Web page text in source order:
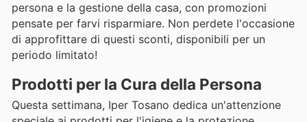
persona e la gestione della casa, con promozioni
pensate per farvi risparmiare. Non perdete l'occasione
di approfittare di questi sconti, disponibili per un
periodo limitato!
Prodotti per la Cura della Persona
Questa settimana, Iper Tosano dedica un'attenzione